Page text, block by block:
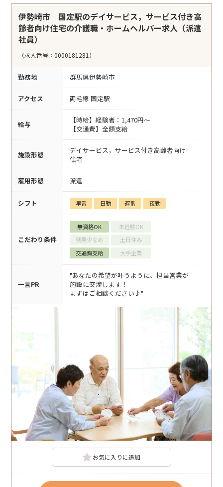
伊勢崎市｜国定駅のデイサービス，サービス付き高
齢者向け住宅の介護職・ホームヘルパー求人（派遣
社員）
（求人番号：0000181281）
勤務地 群馬県伊勢崎市
アクセス 両毛線 国定駅
給与
【時給】経験者：1,470円～
【交通費】全額支給
施設形態
デイサービス，サービス付き高齢者向け
住宅
雇用形態 派遣
シフト 早番 日勤 遅番 夜勤
こだわり条件
無資格OK
未経験OK
残業少なめ
土日休み
交通費支給
大手企業
一言PR
"あなたの希望が叶うように、担当営業が
施設に交渉します！
まずはご相談ください♪"
お気に入りに追加